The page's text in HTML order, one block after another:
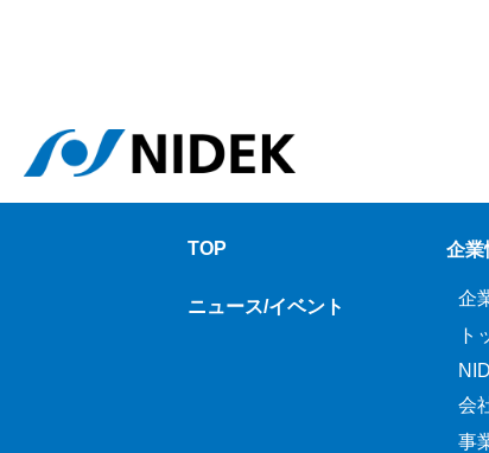
TOP
ニュース/イベント
企業
企
ト
会
事